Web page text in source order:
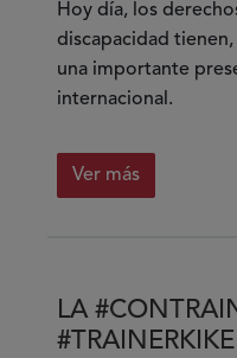
Hoy día, los
discapacidad
una importante
internacional.
Ver más
sobre
TICs
accesibles,
LA
#TRAINERKIKE